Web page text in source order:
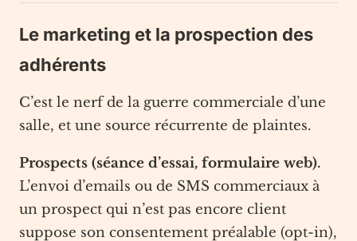
Le marketing et la prospection des
adhérents
C’est le nerf de la guerre commerciale d’une
salle, et une source récurrente de plaintes.
Prospects (séance d’essai, formulaire web).
L’envoi d’emails ou de SMS commerciaux à
un prospect qui n’est pas encore client
suppose son consentement préalable (opt-in),